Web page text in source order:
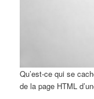
Qu’est-ce qui se
de la page HTML